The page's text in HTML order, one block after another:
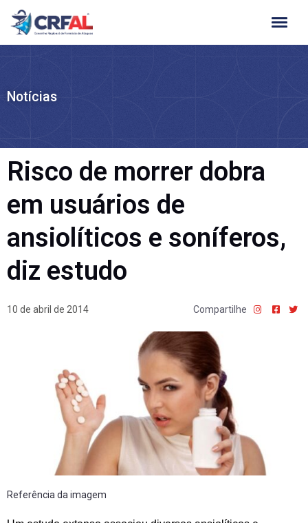
Ir
para
Notícias
Risco de morrer dobra
em usuários de
ansiolíticos e soníferos,
diz estudo
10 de abril de 2014 Compartilhe
Referência da imagem